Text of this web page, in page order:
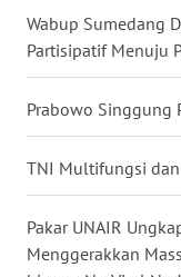
Wabup Sumedang
Partisipatif Menuju
Prabowo Singgung
TNI Multifungsi
Pakar UNAIR
Menggerakkan
WN
NUSANTARA
WN
JOGJA
WN